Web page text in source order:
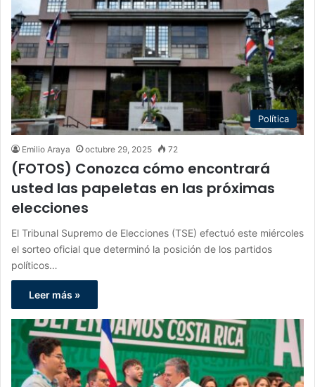
Política
Emilio Araya octubre 29, 2025 72
(FOTOS) Conozca cómo encontrará
usted las papeletas en las próximas
elecciones
El Tribunal Supremo de Elecciones (TSE) efectuó este miércoles
el sorteo oficial que determinó la posición de los partidos
políticos…
Leer más »